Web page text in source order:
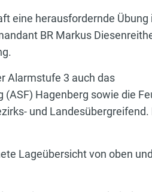
eine herausfordernde
BR Markus
Alarmstufe 3 auch das
(ASF) Hagenberg sowie die
und
Lageübersicht von oben